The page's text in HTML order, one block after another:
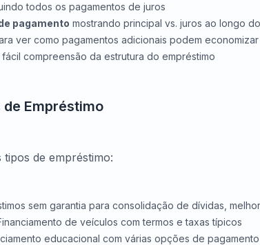
todos os pagamentos de juros
pagamento mostrando principal vs. juros ao longo
ver como pagamentos adicionais podem
compreensão da estrutura do empréstimo
Empréstimo
de empréstimo:
sem garantia para consolidação de dívidas,
de veículos com termos e taxas típicos
educacional com várias opções de pagamento